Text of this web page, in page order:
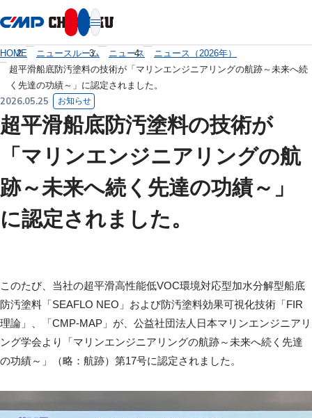
HOME ニュースルーム ニュース
ニュース（2026年）
超平滑船底防汚塗料の技術が「マリンエンジニアリングの航跡～未来へ続
く先達の功績～」に認定されました。
2026.05.25 お知らせ
超平滑船底防汚塗料の技術が
「マリンエンジニアリングの航
跡～未来へ続く先達の功績～」
に認定されました。
このたび、当社の超平滑高性能低VOC環境対応型加水分解型船底
防汚塗料「SEAFLO NEO」および防汚塗料効果可視化技術「FIR
理論」、「CMP-MAP」が、公益社団法人日本マリンエンジニアリ
ング学会より「マリンエンジニアリングの航跡～未来へ続く先達
の功績～」（略：航跡）第17号に認定されました。